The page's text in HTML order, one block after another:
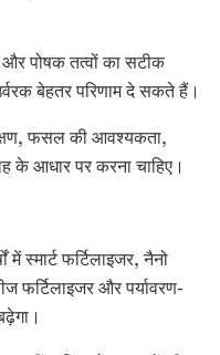
पोषक तत्वों का सटीक
बेहतर परिणाम दे सकते हैं।
फसल की आवश्यकता,
के आधार पर करना चाहिए।
में स्मार्ट फर्टिलाइजर, नैनो
फर्टिलाइजर और पर्यावरण-